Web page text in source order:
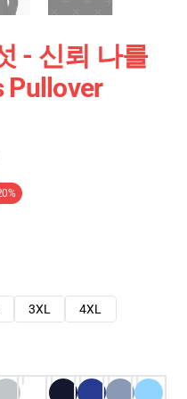
- 신뢰 나를
Pullover
3XL
4XL